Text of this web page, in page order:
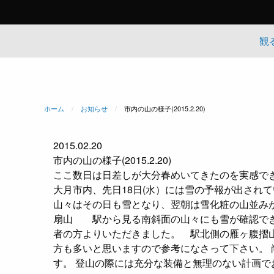
観
ホーム お知らせ 現在のページ:
市内の山の様子(2015.2.20)
2015.02.20
市内の山の様子(2015.2.20)
ここ数日は日差しが大分春めいてきたのを実感
大月市内、先日18日(水）には雪の予報が出され
山々はその日も雪となり、翌朝は雪化粧の山並
扇山 駅から見る南斜面の山々にも雪が確認で
者の方よりいただきました。
駅北側の雁ヶ腹摺
方も多いと思いますので参考になさって下さい
す。 登山の際には充分な装備と無理のない計画